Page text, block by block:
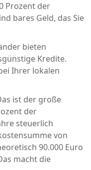
Prozent der
bares Geld, das Sie
bieten
Kredite.
Ihrer lokalen
ist der große
der
steuerlich
von
90.000 Euro
macht die